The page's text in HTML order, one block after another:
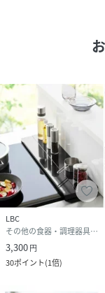
大に加え、輸送運
それに伴い、旧品
ご了承下さいま
山崎実業
37603761
＜価格改定のお知
LBC
その他の食器・調理器具・キッチン用品
3,300円
30ポイント(1倍)